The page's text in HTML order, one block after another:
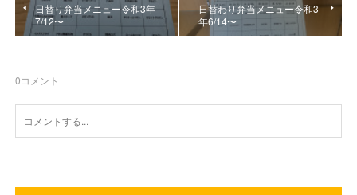
日替り弁当メニュー令和3年
7/12〜
日替わり弁当メニュー令和3
年6/14〜
0コメント